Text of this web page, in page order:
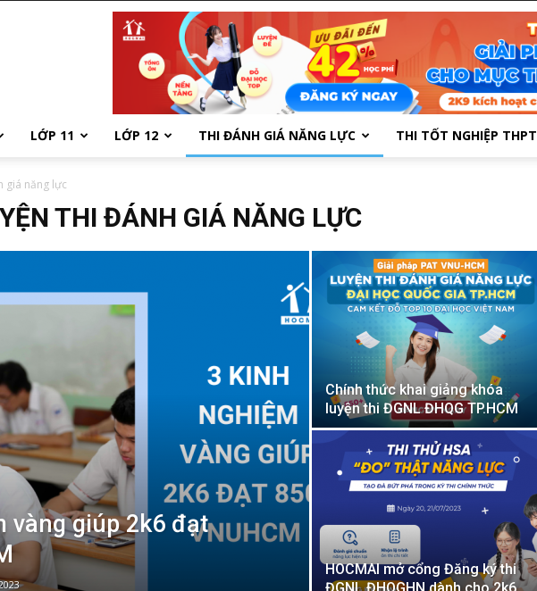
LỚP 11 LỚP 12 THI ĐÁNH GIÁ NĂNG LỰC THI TỐT NGHIỆP THPT
giá năng lực
THI ĐÁNH GIÁ NĂNG LỰC
vàng giúp 2k6 đạt
Chính thức khai giảng khóa
luyện thi ĐGNL ĐHQG TP.HCM
HOCMAI mở cổng Đăng ký thi